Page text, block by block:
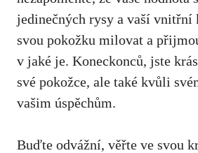
jedinečných rysy a vaší vnitřní
svou pokožku milovat⁤ a
v jaké je.⁢ Koneckonců, ⁣jste
své pokožce, ale také kvůli
vašim úspěchům.
Buďte odvážní, věřte⁣ ve svou